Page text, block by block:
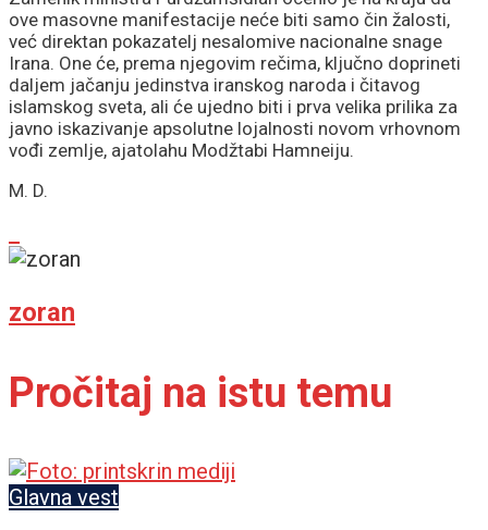
ove masovne manifestacije neće biti samo čin žalosti,
već direktan pokazatelj nesalomive nacionalne snage
Irana. One će, prema njegovim rečima, ključno doprineti
daljem jačanju jedinstva iranskog naroda i čitavog
islamskog sveta, ali će ujedno biti i prva velika prilika za
javno iskazivanje apsolutne lojalnosti novom vrhovnom
vođi zemlje, ajatolahu Modžtabi Hamneiju.
M. D.
zoran
Pročitaj na istu temu
Glavna vest